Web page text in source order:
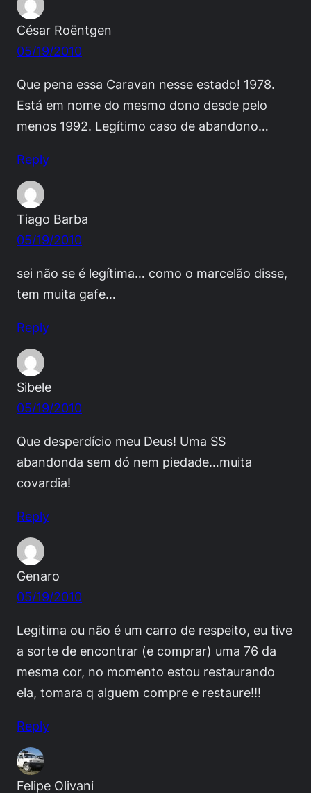
César Roëntgen
05/19/2010
Que pena essa Caravan nesse estado! 1978.
Está em nome do mesmo dono desde pelo
menos 1992. Legítimo caso de abandono…
Reply
Tiago Barba
05/19/2010
sei não se é legítima… como o marcelão disse,
tem muita gafe…
Reply
Sibele
05/19/2010
Que desperdício meu Deus! Uma SS
abandonda sem dó nem piedade…muita
covardia!
Reply
Genaro
05/19/2010
Legitima ou não é um carro de respeito, eu tive
a sorte de encontrar (e comprar) uma 76 da
mesma cor, no momento estou restaurando
ela, tomara q alguem compre e restaure!!!
Reply
Felipe Olivani